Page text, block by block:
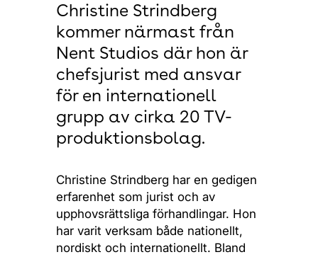
Christine Strindberg
kommer närmast från
Nent Studios där hon är
chefsjurist med ansvar
för en internationell
grupp av cirka 20 TV-
produktionsbolag.
Christine Strindberg har en gedigen
erfarenhet som jurist och av
upphovsrättsliga förhandlingar. Hon
har varit verksam både nationellt,
nordiskt och internationellt. Bland